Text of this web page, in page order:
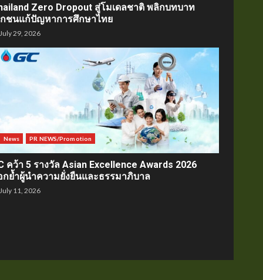
Zero Dropout สู่โมเดลชาติ พลิกบทบาท
กชนแก้ปัญหาการศึกษาไทย
29, 2026
News PR NEWS/Promotion
คว้า 5 รางวัล Asian Excellence Awards 2026
กย้ำผู้นำความยั่งยืนและธรรมาภิบาล
11, 2026